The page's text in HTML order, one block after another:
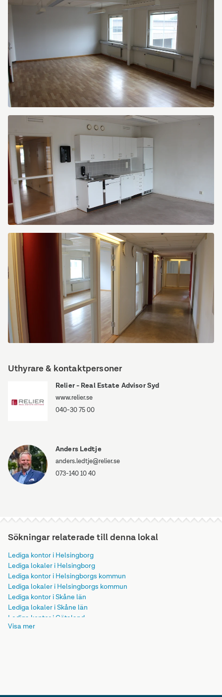
Sandgatan
Östra
12
Östra
Sandgatan
12
12
Uthyrare & kontaktpersoner
Relier - Real Estate Advisor Syd
www.relier.se
040-30 75 00
Anders Ledtje
anders.ledtje@relier.se
073-140 10 40
Sökningar relaterade till denna lokal
Lediga kontor i Helsingborg
Lediga lokaler i Helsingborg
Lediga kontor i Helsingborgs kommun
Lediga lokaler i Helsingborgs kommun
Lediga kontor i Skåne län
Lediga lokaler i Skåne län
Lediga kontor i Götaland
Lediga lokaler i Götaland
Visa mer